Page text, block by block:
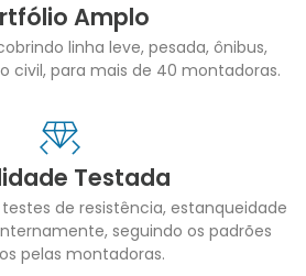
Amplo
linha leve, pesada, ônibus,
civil, para mais de 40 montadoras.
Testada
de resistência, estanqueidade
seguindo os padrões
pelas montadoras.